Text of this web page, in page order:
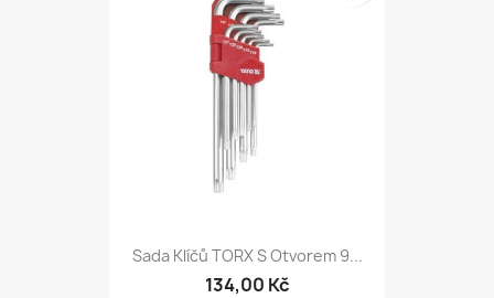
Sada Klíčů TORX S Otvorem 9...
134,00 Kč